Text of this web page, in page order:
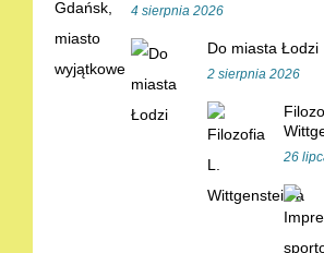
4 sierpnia 2026
Do miasta Łodzi
2 sierpnia 2026
26